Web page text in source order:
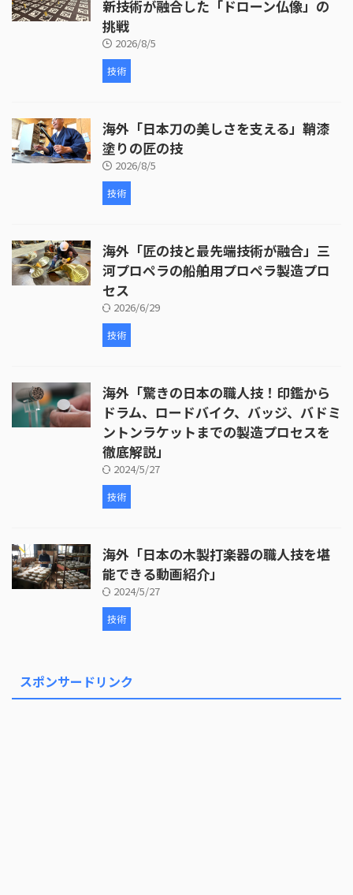
新技術が融合した「ドローン仏像」の
挑戦
2026/8/5
技術
海外「日本刀の美しさを支える」鞘漆
塗りの匠の技
2026/8/5
技術
海外「匠の技と最先端技術が融合」三
河プロペラの船舶用プロペラ製造プロ
セス
2026/6/29
技術
海外「驚きの日本の職人技！印鑑から
ドラム、ロードバイク、バッジ、バドミ
ントンラケットまでの製造プロセスを
徹底解説」
2024/5/27
技術
海外「日本の木製打楽器の職人技を堪
能できる動画紹介」
2024/5/27
技術
スポンサードリンク